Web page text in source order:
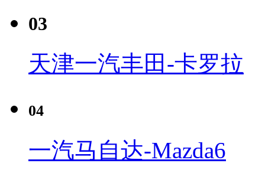
03
天津一汽丰田-卡罗拉
04
一汽马自达-Mazda6